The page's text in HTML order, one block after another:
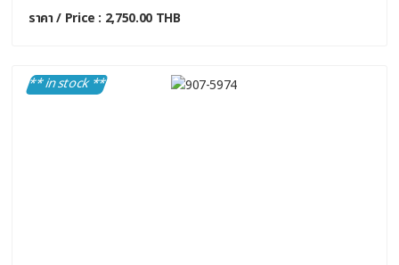
ราคา / Price : 2,750.00 THB
** in stock **